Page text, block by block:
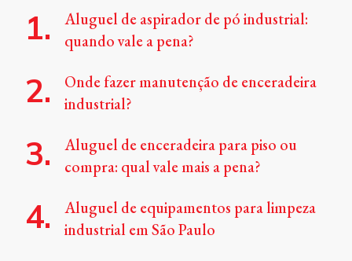
Aluguel de aspirador de pó industrial:
quando vale a pena?
Onde fazer manutenção de enceradeira
industrial?
Aluguel de enceradeira para piso ou
compra: qual vale mais a pena?
Aluguel de equipamentos para limpeza
industrial em São Paulo